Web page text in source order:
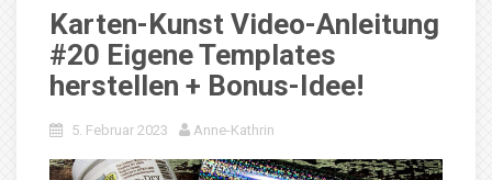
Karten-Kunst Video-Anleitung
#20 Eigene Templates
herstellen + Bonus-Idee!
5. Februar 2023 Anne-Kathrin